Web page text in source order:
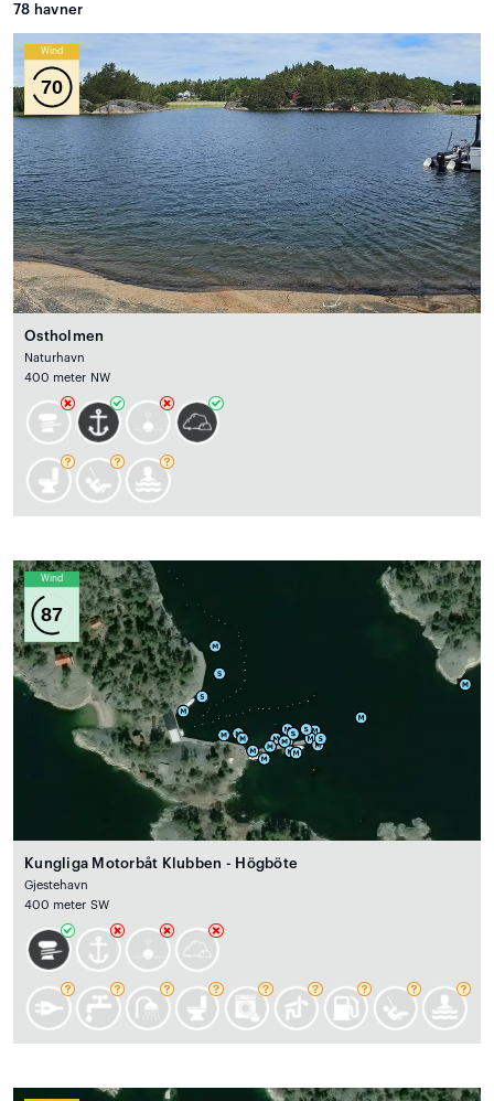
78 havner
Wind
70
Ostholmen
Naturhavn
400 meter NW
Wind
87
Kungliga Motorbåt Klubben - Högböte
Gjestehavn
400 meter SW